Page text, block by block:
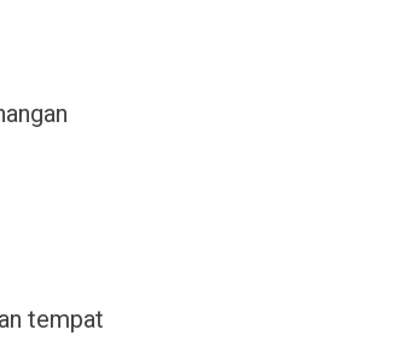
tempat